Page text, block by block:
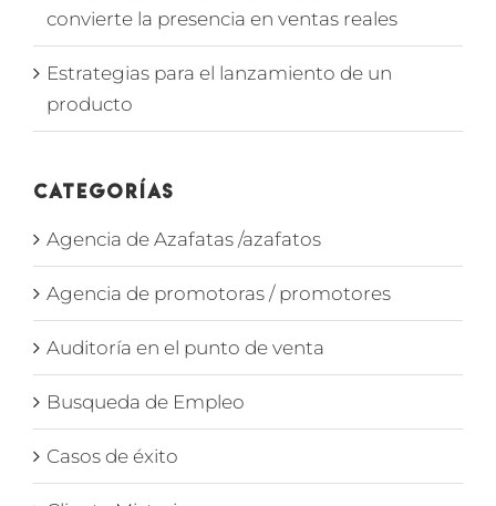
convierte la presencia en ventas reales
Estrategias para el lanzamiento de un
producto
Categorías
Agencia de Azafatas /azafatos
Agencia de promotoras / promotores
Auditoría en el punto de venta
Busqueda de Empleo
Casos de éxito